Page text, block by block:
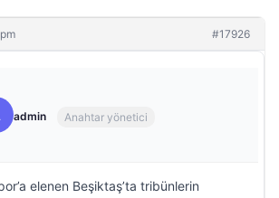
#17926
admin Anahtar yönetici
elenen Beşiktaş’ta tribünlerin